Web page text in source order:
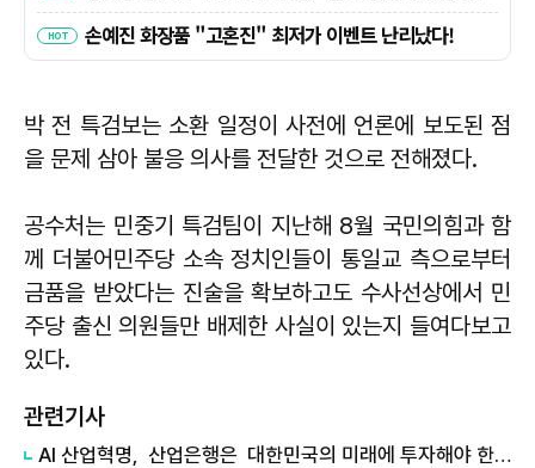
박 전 특검보는 소환 일정이 사전에 언론에 보도된 점
을 문제 삼아 불응 의사를 전달한 것으로 전해졌다.
공수처는 민중기 특검팀이 지난해 8월 국민의힘과 함
께 더불어민주당 소속 정치인들이 통일교 측으로부터
금품을 받았다는 진술을 확보하고도 수사선상에서 민
주당 출신 의원들만 배제한 사실이 있는지 들여다보고
있다.
관련기사
AI 산업혁명, 산업은행은 대한민국의 미래에 투자해야 한다